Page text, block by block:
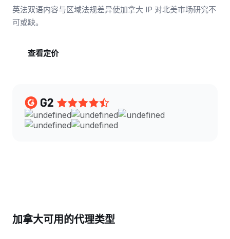
英法双语内容与区域法规差异使加拿大 IP 对北美市场研究不
可或缺。
查看定价
加拿大可用的代理类型